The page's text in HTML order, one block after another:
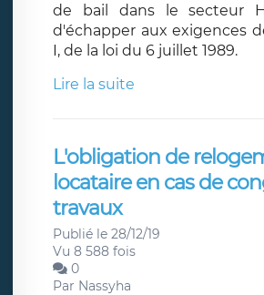
de bail dans le secteur
d'échapper aux exigences
I, de la loi du 6 juillet 1989.
Lire la suite
L'obligation de
locataire en cas de
travaux
Publié le 28/12/19
Vu 8 588 fois
0
Par Nassyha